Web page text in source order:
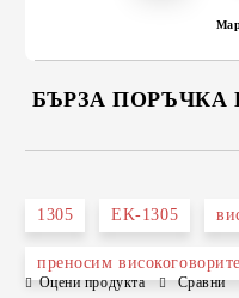
БЪРЗА ПОРЪЧКА
Съгласен съм с
1305 EK-1305
преносим
Оцени продукта Сравни